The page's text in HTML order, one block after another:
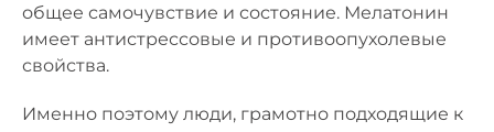
общее самочувствие и состояние. Мелатонин
имеет антистрессовые и противоопухолевые
свойства.
Именно поэтому люди, грамотно подходящие к